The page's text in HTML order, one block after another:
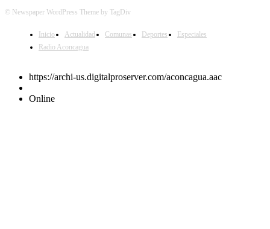
© Newspaper WordPress Theme by TagDiv
Inicio Actualidad Comunas Deportes
Especiales
Radio Aconcagua
https://archi-us.digitalproserver.com/aconcagua.aac
Online